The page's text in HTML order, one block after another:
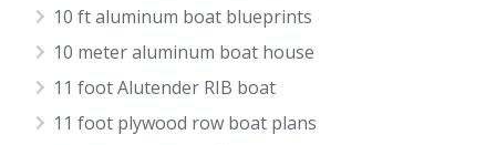
10 ft aluminum boat blueprints
10 meter aluminum boat house
11 foot Alutender RIB boat
11 foot plywood row boat plans